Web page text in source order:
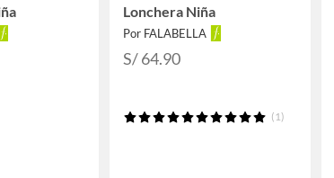
Lonchera Niña
Por FALABELLA
S/ 64.90
(1)